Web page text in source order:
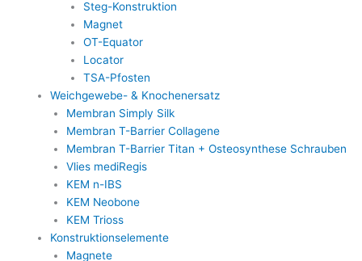
Steg-Konstruktion
Magnet
OT-Equator
Locator
TSA-Pfosten
Weichgewebe- & Knochenersatz
Membran Simply Silk
Membran T-Barrier Collagene
Membran T-Barrier Titan + Osteosynthese Schrauben
Vlies mediRegis
KEM n-IBS
KEM Neobone
KEM Trioss
Konstruktionselemente
Magnete